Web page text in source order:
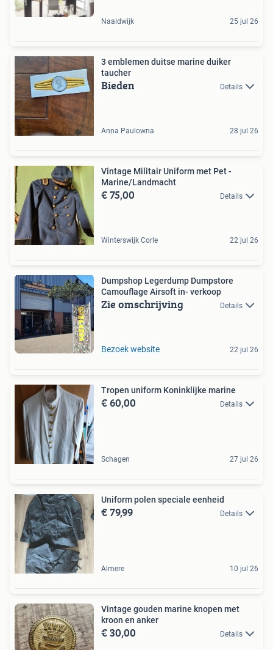
Naaldwijk 25 jul 26
3 emblemen duitse marine duiker
taucher
Bieden Details
Anna Paulowna 28 jul 26
Vintage Militair Uniform met Pet -
Marine/Landmacht
€ 75,00 Details
Winterswijk Corle 22 jul 26
Dumpshop Legerdump Dumpstore
Camouflage Airsoft in- verkoop
Zie omschrijving Details
Bezoek website 22 jul 26
Tropen uniform Koninklijke marine
€ 60,00 Details
Schagen 27 jul 26
Uniform polen speciale eenheid
€ 79,99 Details
Almere 10 jul 26
Vintage gouden marine knopen met
kroon en anker
€ 30,00 Details